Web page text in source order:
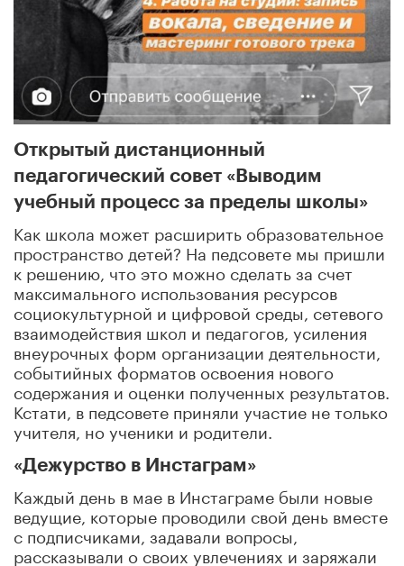
Открытый дистанционный
педагогический совет «Выводим
учебный процесс за пределы школы»
Как школа может расширить образовательное
пространство детей? На педсовете мы пришли
к решению, что это можно сделать за счет
максимального использования ресурсов
социокультурной и цифровой среды, сетевого
взаимодействия школ и педагогов, усиления
внеурочных форм организации деятельности,
событийных форматов освоения нового
содержания и оценки полученных результатов.
Кстати, в педсовете приняли участие не только
учителя, но ученики и родители.
«Дежурство в Инстаграм»
Каждый день в мае в Инстаграме были новые
ведущие, которые проводили свой день вместе
с подписчиками, задавали вопросы,
рассказывали о своих увлечениях и заряжали